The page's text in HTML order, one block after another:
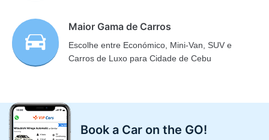
Maior Gama de Carros
Escolhe entre Económico, Mini-Van, SUV e
Carros de Luxo para Cidade de Cebu
Book a Car on the GO!